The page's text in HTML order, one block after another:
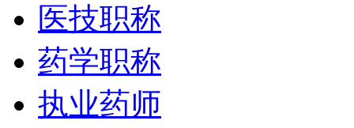
医技职称
药学职称
执业药师